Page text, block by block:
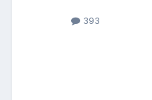
393